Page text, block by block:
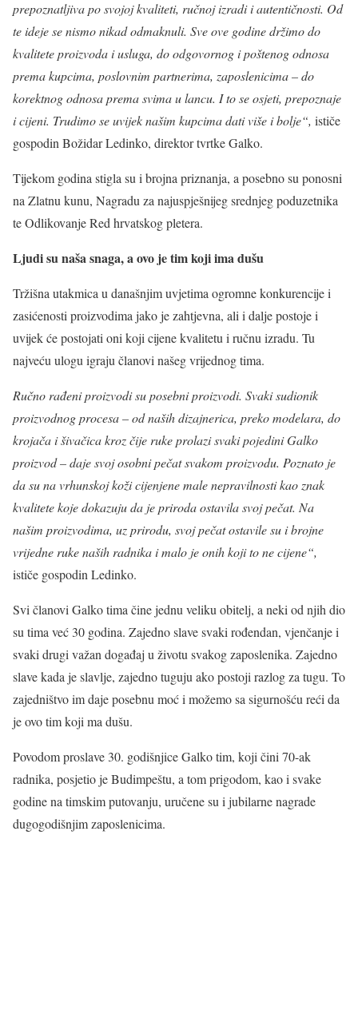
prepoznatljiva po svojoj kvaliteti, ručnoj izradi i autentičnosti. Od
te ideje se nismo nikad odmaknuli. Sve ove godine držimo do
kvalitete proizvoda i usluga, do odgovornog i poštenog odnosa
prema kupcima, poslovnim partnerima, zaposlenicima – do
korektnog odnosa prema svima u lancu. I to se osjeti, prepoznaje
i cijeni. Trudimo se uvijek našim kupcima dati više i bolje“, ističe
gospodin Božidar Ledinko, direktor tvrtke Galko.
Tijekom godina stigla su i brojna priznanja, a posebno su ponosni
na Zlatnu kunu, Nagradu za najuspješnijeg srednjeg poduzetnika
te Odlikovanje Red hrvatskog pletera.
Ljudi su naša snaga, a ovo je tim koji ima dušu
Tržišna utakmica u današnjim uvjetima ogromne konkurencije i
zasićenosti proizvodima jako je zahtjevna, ali i dalje postoje i
uvijek će postojati oni koji cijene kvalitetu i ručnu izradu. Tu
najveću ulogu igraju članovi našeg vrijednog tima.
Ručno rađeni proizvodi su posebni proizvodi. Svaki sudionik
proizvodnog procesa – od naših dizajnerica, preko modelara, do
krojača i šivačica kroz čije ruke prolazi svaki pojedini Galko
proizvod – daje svoj osobni pečat svakom proizvodu. Poznato je
da su na vrhunskoj koži cijenjene male nepravilnosti kao znak
kvalitete koje dokazuju da je priroda ostavila svoj pečat. Na
našim proizvodima, uz prirodu, svoj pečat ostavile su i brojne
vrijedne ruke naših radnika i malo je onih koji to ne cijene“,
ističe gospodin Ledinko.
Svi članovi Galko tima čine jednu veliku obitelj, a neki od njih dio
su tima već 30 godina. Zajedno slave svaki rođendan, vjenčanje i
svaki drugi važan događaj u životu svakog zaposlenika. Zajedno
slave kada je slavlje, zajedno tuguju ako postoji razlog za tugu. To
zajedništvo im daje posebnu moć i možemo sa sigurnošću reći da
je ovo tim koji ma dušu.
Povodom proslave 30. godišnjice Galko tim, koji čini 70-ak
radnika, posjetio je Budimpeštu, a tom prigodom, kao i svake
godine na timskim putovanju, uručene su i jubilarne nagrade
dugogodišnjim zaposlenicima.